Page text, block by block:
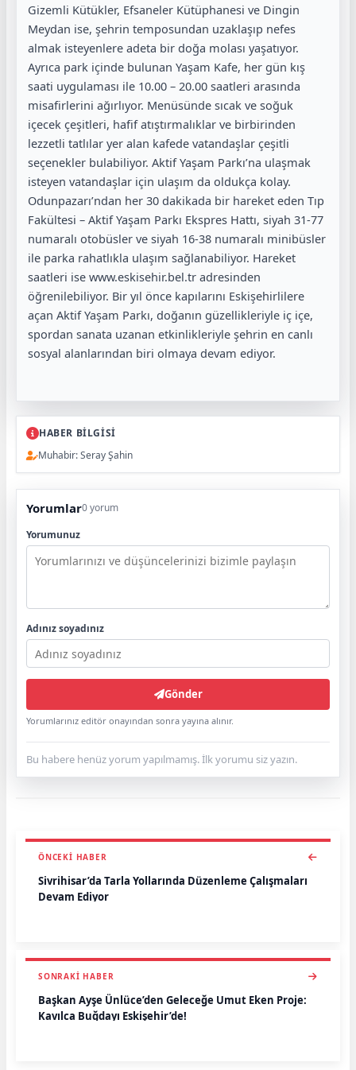
Gizemli Kütükler, Efsaneler Kütüphanesi ve Dingin
Meydan ise, şehrin temposundan uzaklaşıp nefes
almak isteyenlere adeta bir doğa molası yaşatıyor.
Ayrıca park içinde bulunan Yaşam Kafe, her gün kış
saati uygulaması ile 10.00 – 20.00 saatleri arasında
misafirlerini ağırlıyor. Menüsünde sıcak ve soğuk
içecek çeşitleri, hafif atıştırmalıklar ve birbirinden
lezzetli tatlılar yer alan kafede vatandaşlar çeşitli
seçenekler bulabiliyor. Aktif Yaşam Parkı’na ulaşmak
isteyen vatandaşlar için ulaşım da oldukça kolay.
Odunpazarı’ndan her 30 dakikada bir hareket eden Tıp
Fakültesi – Aktif Yaşam Parkı Ekspres Hattı, siyah 31-77
numaralı otobüsler ve siyah 16-38 numaralı minibüsler
ile parka rahatlıkla ulaşım sağlanabiliyor. Hareket
saatleri ise www.eskisehir.bel.tr adresinden
öğrenilebiliyor. Bir yıl önce kapılarını Eskişehirlilere
açan Aktif Yaşam Parkı, doğanın güzellikleriyle iç içe,
spordan sanata uzanan etkinlikleriyle şehrin en canlı
sosyal alanlarından biri olmaya devam ediyor.
HABER BİLGİSİ
Muhabir: Seray Şahin
Yorumlar0 yorum
Yorumunuz
Adınız soyadınız
Gönder
Yorumlarınız editör onayından sonra yayına alınır.
Bu habere henüz yorum yapılmamış. İlk yorumu siz yazın.
ÖNCEKI HABER
Sivrihisar’da Tarla Yollarında Düzenleme Çalışmaları
Devam Ediyor
SONRAKI HABER
Başkan Ayşe Ünlüce’den Geleceğe Umut Eken Proje:
Kavılca Buğdayı Eskişehir’de!